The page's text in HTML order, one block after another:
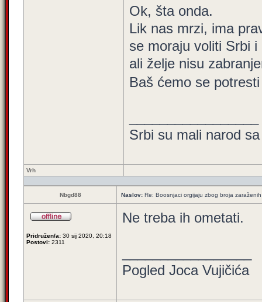
Ok, šta onda.
Lik nas mrzi, ima
se moraju voliti Srbi
ali želje nisu
Baš ćemo se
Srbi su mali narod
Vrh
Nbgd88 Naslov: Re: Boosnjaci orgijaju zbog broja
Pridružen/a: 30 sij 2020, 20:18
Postovi: 2311
Ne treba ih ometati.
Pogled Joca Vujičića